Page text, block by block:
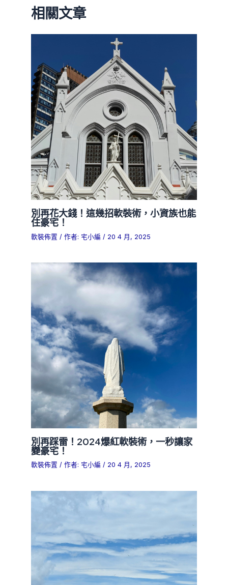
相關文章
別再花大錢！這幾招軟裝術，小資族也能
住豪宅！
軟裝佈置 / 作者: 宅小編 / 20 4 月, 2025
別再踩雷！2024爆紅軟裝術，一秒讓家
變豪宅！
軟裝佈置 / 作者: 宅小編/ 20 4 月, 2025